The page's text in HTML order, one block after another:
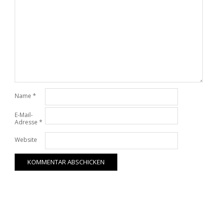
Name *
E-Mail-
Adresse *
Website